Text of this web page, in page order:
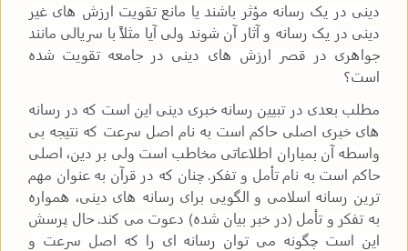
دینی در یک رسانه مؤثر باشند یا مانع تقویت ارزش های غیر
دینی در یک رسانه و آثار آن شوند ولی آیا مثلاً با سریالی مانند
جواهری در قصر ارزش های دینی در جامعه تقویت شده
است؟
مطلب بعدی در تبیین رسانه خبری دینی این است که در رسانه
های خبری اصلی حاکم است به نام اصل سرعت که نتیجه بی
واسطه آن بمباران اطلاعاتی مخاطب است ولی بر دین، اصلی
حاکم است به نام تأمل و تفکر. چنان که در قرآن به عنوان مهم
ترین رسانه اسلامی و الگویی برای رسانه های دینی، همواره
به تفکر و تأمل (در خبر بیان شده) دعوت می کند. حال پرسش
این است چگونه می توان رسانه ای را که اصل سرعت و